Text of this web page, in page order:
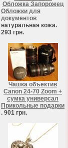
Обложка Запорожец
Обложки для
документов
натуральная кожа.
293 грн.
Чашка объектив
Canon 24-70 Zoom +
сумка универсал
Прикольные подарки
. 901 грн.